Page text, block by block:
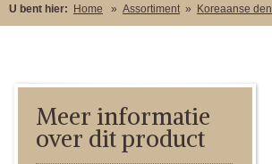
U bent hier: Home » Assortiment» Koreaanse den
Meer informatie
over dit product